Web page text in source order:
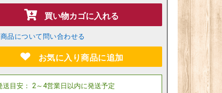
買い物カゴに入れる
品について問い合わせる
お気に入り商品に追加